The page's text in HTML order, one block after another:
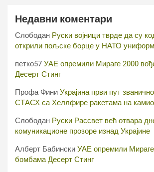
Недавни коментари
Слободан Руски војници тврде да су
открили пољске борце у НАТО
петко57 УАЕ опремили Мираге 2000
Десерт Стинг
Профа Фини Украјина први пут
СТАСХ са Хеллфире ракетама на
Слободан Руски Рассвет већ отвара
комуникационе прозоре изнад Украјине
Алберт Бабински УАЕ опремили
бомбама Десерт Стинг